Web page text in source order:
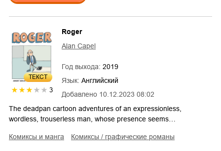
ТЕКСТ
3
Добавлено 10.12.2023 08:02
Roger
Alan Capel
Год выхода: 2019
Язык: Английский
The deadpan cartoon adventures of an expressionless,
wordless, trouserless man, whose presence seems…
комиксы и манга комиксы / графические романы